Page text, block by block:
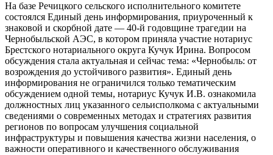
На базе Речицкого сельского исполнительного комитете
состоялся Единый день информирования, приуроченный к
знаковой и скорбной дате — 40-й годовщине трагедии на
Чернобыльской АЭС, в котором приняла участие нотариус
Брестского нотариального округа Кучук Ирина. Вопросом
обсуждения стала актуальная и сейчас тема: «Чернобыль: от
возрождения до устойчивого развития». Единый день
информирования не ограничился только тематическим
обсуждением одной темы, нотариус Кучук И.В. ознакомила
должностных лиц указанного сельисполкома с актуальными
сведениями о современных методах и стратегиях развития
регионов по вопросам улучшения социальной
инфраструктуры и повышения качества жизни населения, о
важности оперативного и качественного обслуживания